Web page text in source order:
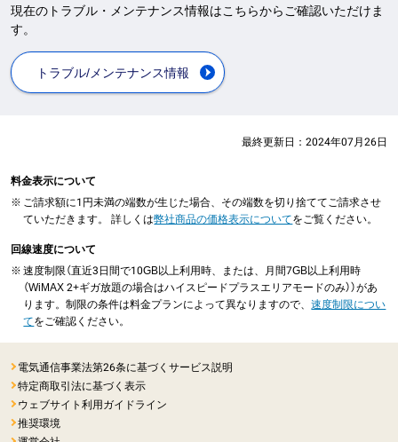
現在のトラブル・メンテナンス情報はこちらからご確認いただけま
す。
トラブル/メンテナンス情報
最終更新日： 2024年07月26日
料金表示について
※ ご請求額に1円未満の端数が生じた場合、その端数を切り捨ててご請求させ
ていただきます。 詳しくは弊社商品の価格表示についてをご覧ください。
回線速度について
※速度制限（直近3日間で10GB以上利用時、または、月間7GB以上利用時
（WiMAX 2+ギガ放題の場合はハイスピードプラスエリアモードのみ））があ
ります。制限の条件は料金プランによって異なりますので、速度制限につい
てをご確認ください。
電気通信事業法第26条に基づくサービス説明
特定商取引法に基づく表示
ウェブサイト利用ガイドライン
推奨環境